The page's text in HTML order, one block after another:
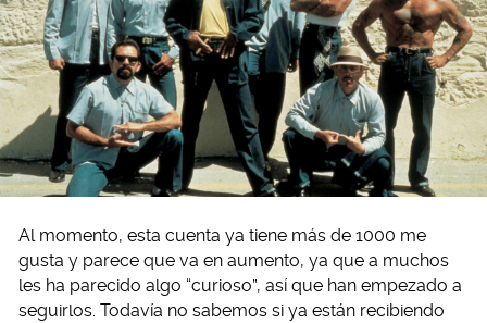
Al momento, esta cuenta ya tiene más de 1000 me
gusta y parece que va en aumento, ya que a muchos
les ha parecido algo “curioso”, así que han empezado a
seguirlos. Todavía no sabemos si ya están recibiendo